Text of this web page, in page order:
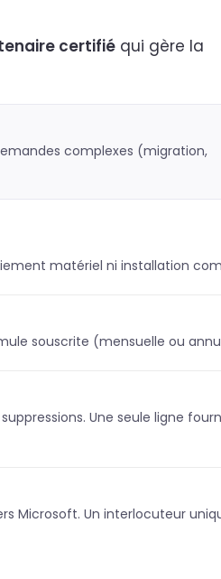
certifié qui gère la
complexes (migration,
matériel ni installation
souscrite (mensuelle ou
Une seule ligne
Microsoft. Un interlocuteur